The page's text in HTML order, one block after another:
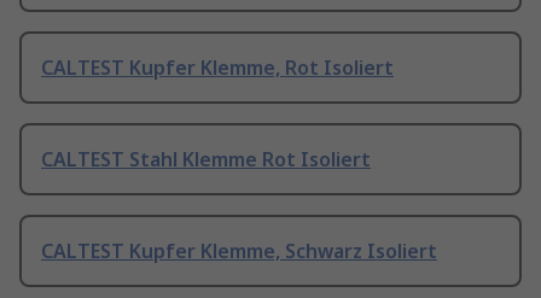
CALTEST Kupfer Klemme, Rot Isoliert
CALTEST Stahl Klemme Rot Isoliert
CALTEST Kupfer Klemme, Schwarz Isoliert